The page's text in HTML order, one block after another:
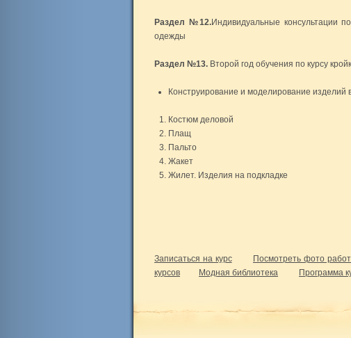
Раздел №12.Индивидуальные консультации
одежды
Раздел №13. Второй год обучения по курсу
Конструирование и моделирование изделий
Костюм деловой
Плащ
Пальто
Жакет
Жилет. Изделия на подкладке
Записаться на курс Посмотреть фото работ
курсов
Модная библиотека Программа